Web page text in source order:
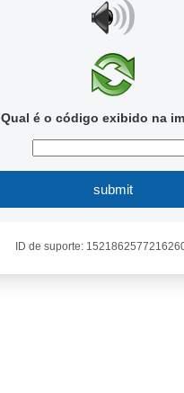
Qual é o código exibido na
submit
ID de suporte: